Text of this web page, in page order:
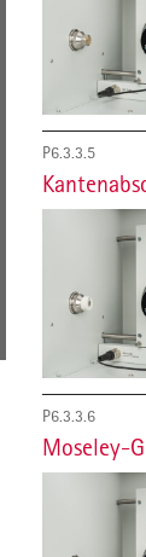
P6.3.3.5
P6.3.3.6
Moseley-